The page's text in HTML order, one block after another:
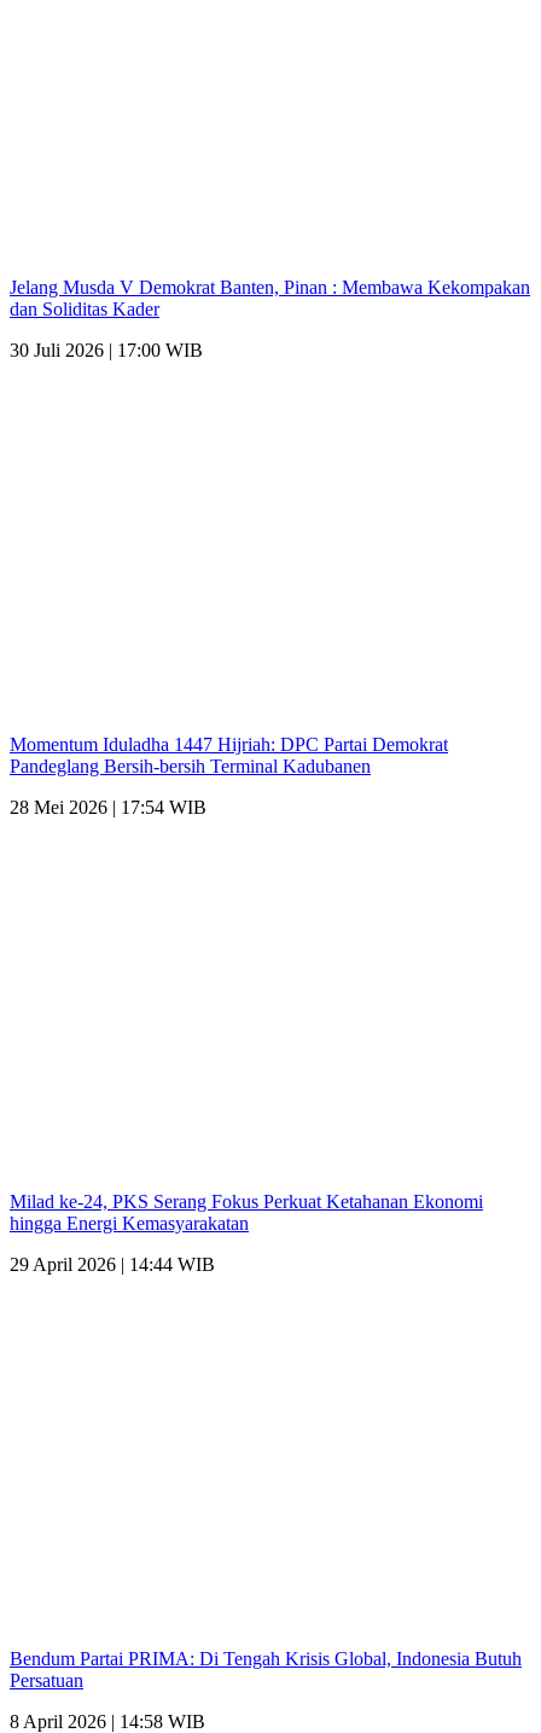
Jelang Musda V Demokrat Banten, Pinan : Membawa Kekompakan
dan Soliditas Kader
30 Juli 2026 | 17:00 WIB
Momentum Iduladha 1447 Hijriah: DPC Partai Demokrat
Pandeglang Bersih-bersih Terminal Kadubanen
28 Mei 2026 | 17:54 WIB
Milad ke-24, PKS Serang Fokus Perkuat Ketahanan Ekonomi
hingga Energi Kemasyarakatan
29 April 2026 | 14:44 WIB
Bendum Partai PRIMA: Di Tengah Krisis Global, Indonesia Butuh
Persatuan
8 April 2026 | 14:58 WIB